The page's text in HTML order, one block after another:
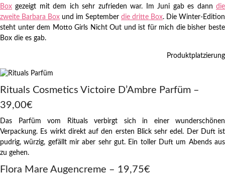
Box gezeigt mit dem ich sehr zufrieden war. Im Juni gab es dann die
zweite Barbara Box und im September die dritte Box. Die Winter-Edition
steht unter dem Motto Girls Nicht Out und ist für mich die bisher beste
Box die es gab.
Produktplatzierung
Rituals Cosmetics Victoire D’Ambre Parfüm –
39,00€
Das Parfüm vom Rituals verbirgt sich in einer wunderschönen
Verpackung. Es wirkt direkt auf den ersten Blick sehr edel. Der Duft ist
pudrig, würzig, gefällt mir aber sehr gut. Ein toller Duft um Abends aus
zu gehen.
Flora Mare Augencreme – 19,75€